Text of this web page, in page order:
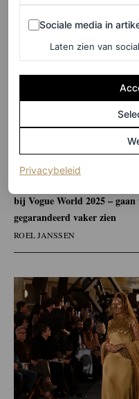
macht en kan ze
doden.”
Zondagavond straalt
kracht uit als ze over de
bij Vogue World 2025 – gaan
gegarandeerd vaker zien
ROEL JANSSEN
Sociale media in
Sociale media in
Laten zien van
Privacybeleid